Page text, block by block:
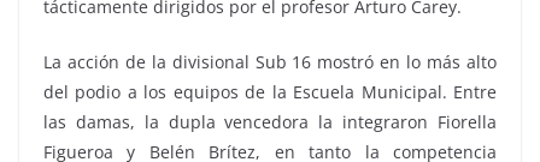
tácticamente dirigidos por el profesor Arturo Carey.
La acción de la divisional Sub 16 mostró en lo más alto
del podio a los equipos de la Escuela Municipal. Entre
las damas, la dupla vencedora la integraron Fiorella
Figueroa y Belén Brítez, en tanto la competencia